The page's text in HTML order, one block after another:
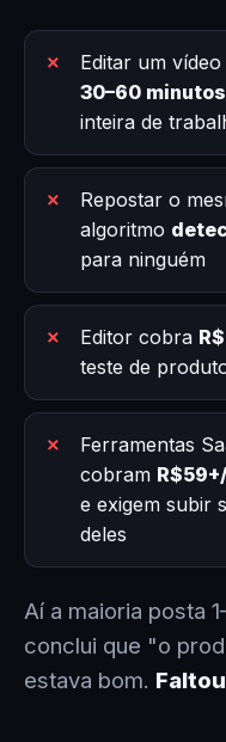
Editar um
30–60 minutos
inteira de
Repostar o
algoritmo
para ninguém
Editor cobra
teste de
Ferramentas
cobram
e exigem subir
deles
Aí a maioria posta
conclui que "o
estava bom.